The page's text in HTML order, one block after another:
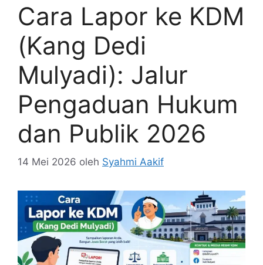
Cara Lapor ke KDM
(Kang Dedi
Mulyadi): Jalur
Pengaduan Hukum
dan Publik 2026
14 Mei 2026 oleh Syahmi Aakif